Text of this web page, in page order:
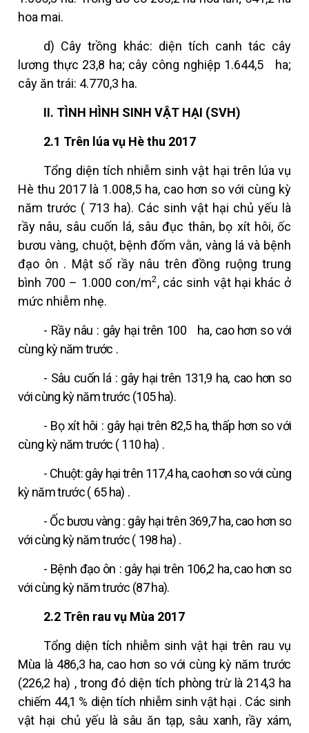
hoa mai.
d) Cây trồng khác: diện tích canh tác cây
lương thực 23,8 ha; cây công nghiệp 1.644,5
ha;
cây ăn trái: 4.770,3 ha.
II. TÌNH HÌNH SINH VẬT HẠI (SVH)
2.1 Trên lúa vụ Hè thu 2017
Tổng diện tích nhiễm sinh vật hại trên lúa vụ
Hè thu 2017 là 1.008,5 ha, cao hơn so với cùng kỳ
năm trước ( 713 ha). Các sinh vật hại chủ yếu là
rầy nâu, sâu cuốn lá, sâu đục thân, bọ xít hôi, ốc
bươu vàng, chuột, bệnh đốm vằn, vàng lá và bệnh
đạo ôn . Mật số rầy nâu trên đồng ruộng trung
bình 700 – 1.000 con/m2, các sinh vật hại khác ở
mức nhiễm nhẹ.
- Rầy nâu : gây hại trên 100 ha, cao hơn so với
cùng kỳ nămtrước .
- Sâu cuốn lá : gây hại trên 131,9 ha, cao hơn so
với cùng kỳ nămtrước (105 ha).
- Bọ xít hôi : gây hại trên 82,5 ha,thấp hơn so với
cùng kỳ nămtrước ( 110 ha) .
- Chuột: gây hại trên 117,4 ha,caohơn so với cùng
kỳ nămtrước ( 65ha) .
- Ốc bươu vàng : gây hại trên 369,7ha,cao hơn so
với cùng kỳ nămtrước ( 198 ha) .
- Bệnh đạo ôn : gây hại trên 106,2 ha,cao hơn so
với cùng kỳ năm trước (87 ha).
2.2 Trên rauvụ Mùa 2017
Tổng diện tích nhiễm sinh vật hại trên rau vụ
Mùa là 486,3 ha, cao hơn so với cùng kỳ năm trước
(226,2 ha) , trong đó diện tích phòng trừ là 214,3 ha
chiếm 44,1 % diện tích nhiễm sinh vật hại . Các sinh
vật hại chủ yếu là sâu ăn tạp, sâu xanh, rầy xám,